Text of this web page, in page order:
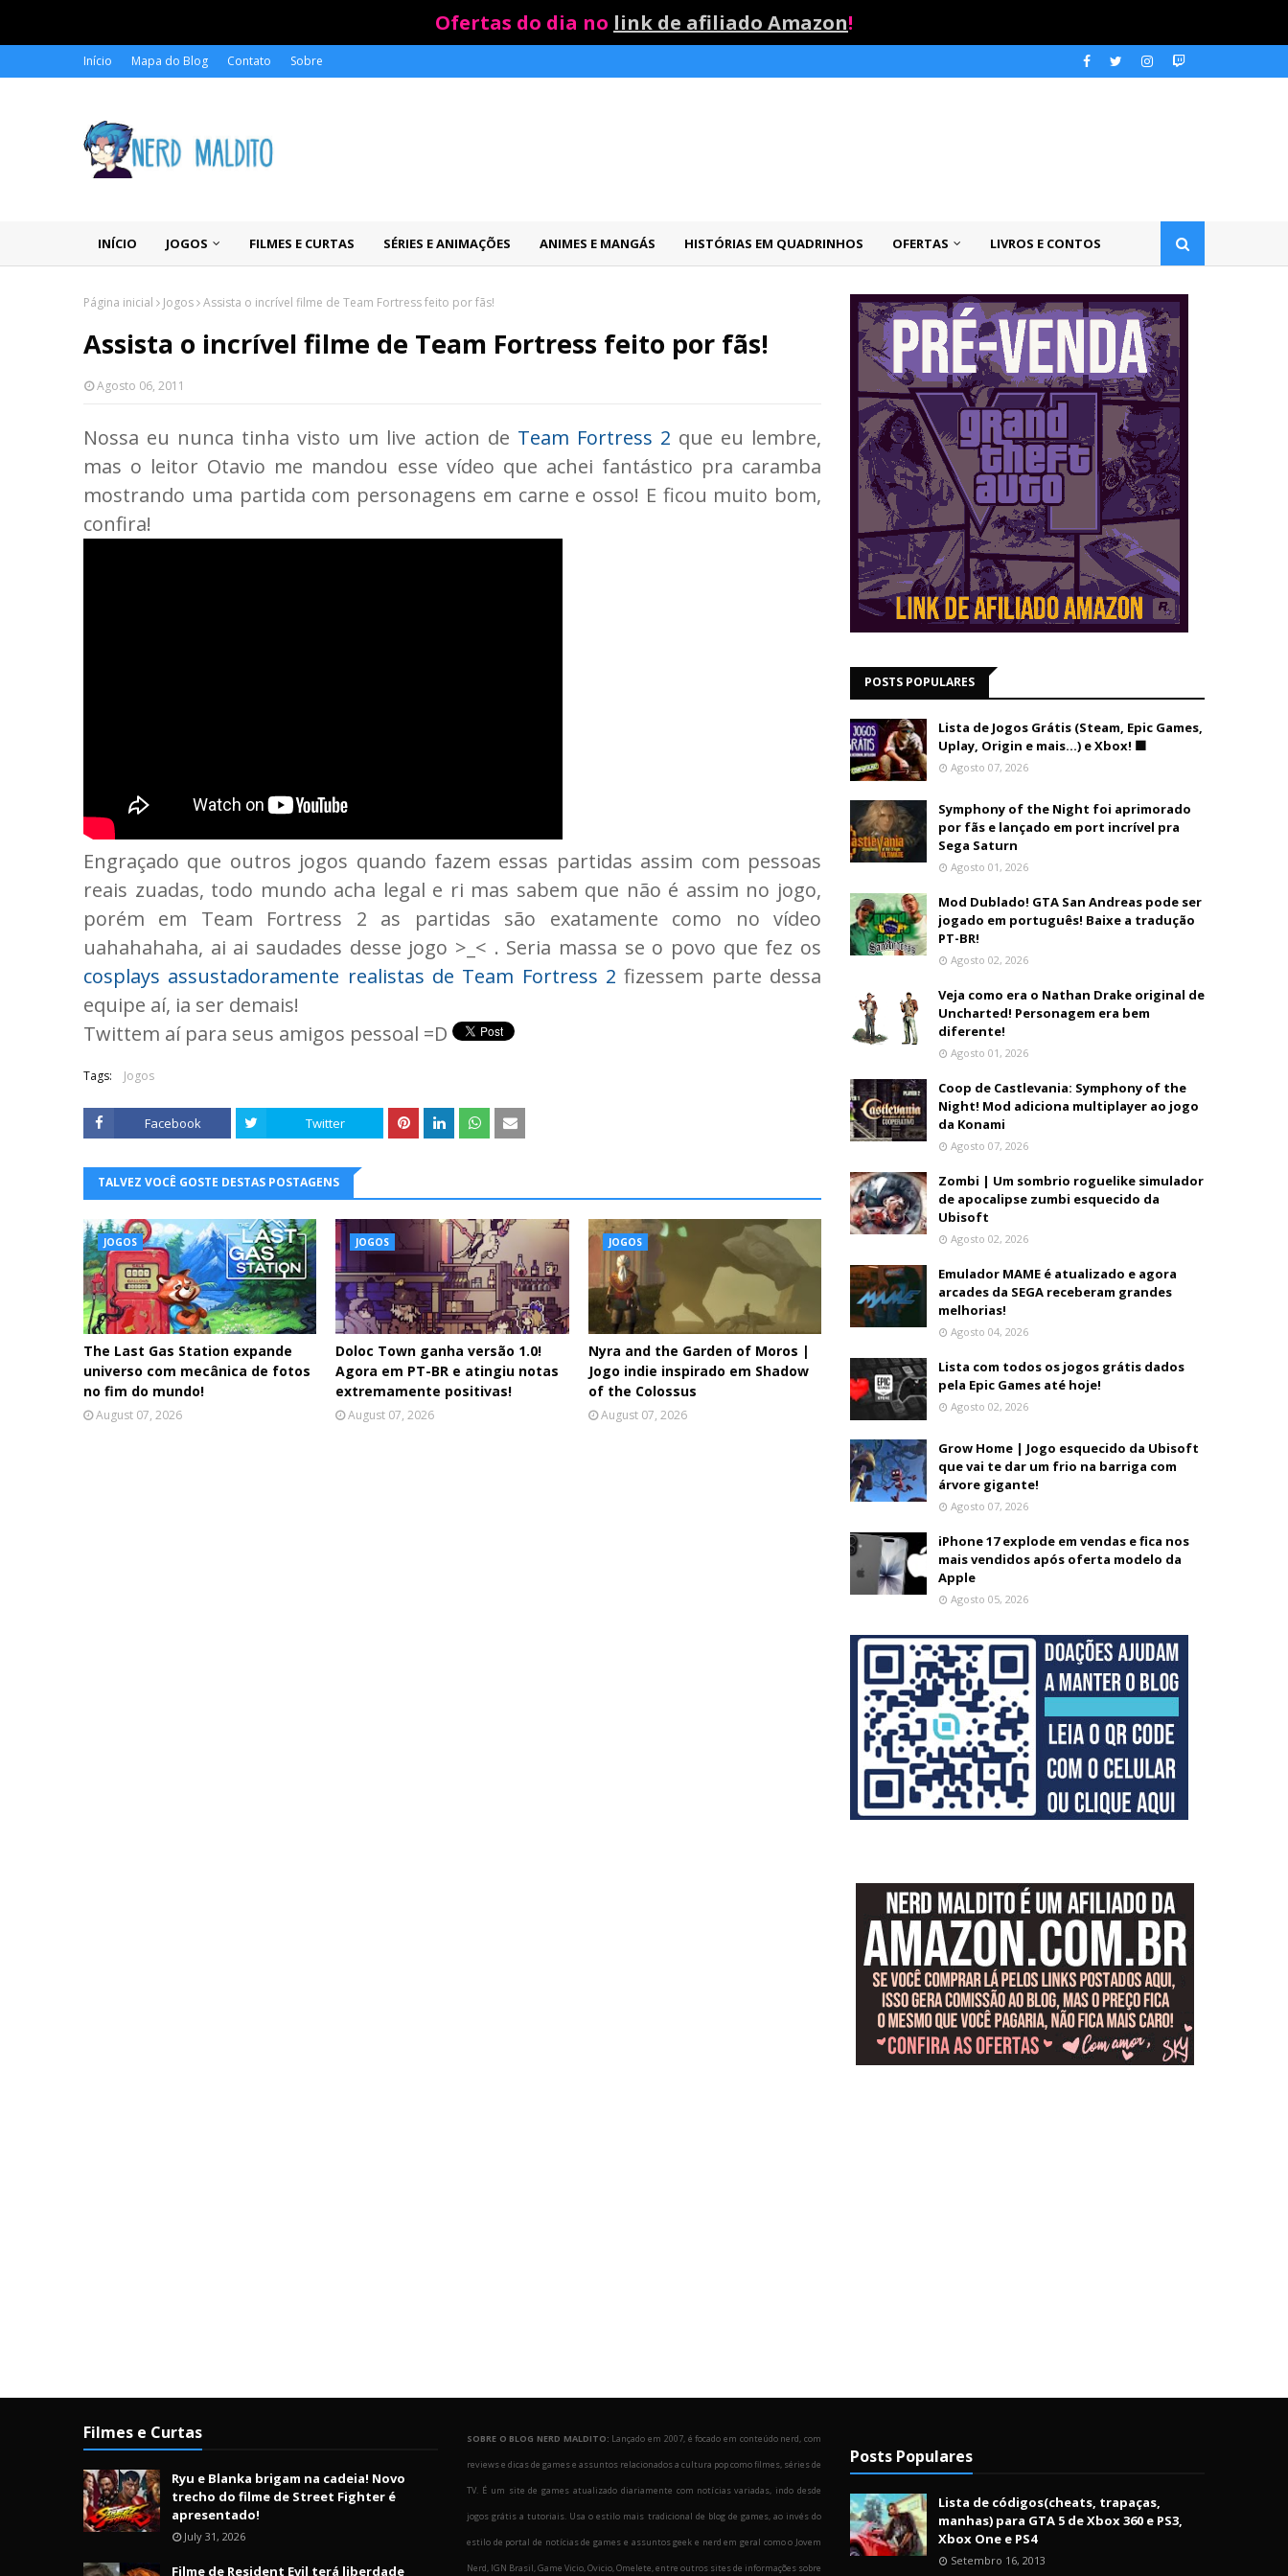
Ofertas do dia no link de afiliado Amazon!
Início Mapa do Blog Contato Sobre
INÍCIO JOGOS FILMES E CURTAS SÉRIES E ANIMAÇÕES ANIMES E MANGÁS HISTÓRIAS EM QUADRINHOS OFERTAS LIVROS E CONTOS
Página inicial Jogos Assista o incrível filme de Team Fortress feito por fãs!
Assista o incrível filme de Team Fortress feito por fãs!
Agosto 06, 2011
Nossa eu nunca tinha visto um live action de Team Fortress 2 que eu lembre,
mas o leitor Otavio me mandou esse vídeo que achei fantástico pra caramba
mostrando uma partida com personagens em carne e osso! E ficou muito bom,
confira!
Engraçado que outros jogos quando fazem essas partidas assim com pessoas
reais zuadas, todo mundo acha legal e ri mas sabem que não é assim no jogo,
porém em Team Fortress 2 as partidas são exatamente como no vídeo
uahahahaha, ai ai saudades desse jogo >_< . Seria massa se o povo que fez os
cosplays assustadoramente realistas de Team Fortress 2 fizessem parte dessa
equipe aí, ia ser demais!
Twittem aí para seus amigos pessoal =D
Tags: Jogos
Facebook Twitter
TALVEZ VOCÊ GOSTE DESTAS POSTAGENS
JOGOS
The Last Gas Station expande
universo com mecânica de fotos
no fim do mundo!
August 07, 2026
JOGOS
Doloc Town ganha versão 1.0!
Agora em PT-BR e atingiu notas
extremamente positivas!
August 07, 2026
JOGOS
Nyra and the Garden of Moros |
Jogo indie inspirado em Shadow
of the Colossus
August 07, 2026
POSTS POPULARES
Lista de Jogos Grátis (Steam, Epic Games,
Uplay, Origin e mais...) e Xbox! 🟩
Agosto 07, 2026
Symphony of the Night foi aprimorado
por fãs e lançado em port incrível pra
Sega Saturn
Agosto 01, 2026
Mod Dublado! GTA San Andreas pode ser
jogado em português! Baixe a tradução
PT-BR!
Agosto 02, 2026
Veja como era o Nathan Drake original de
Uncharted! Personagem era bem
diferente!
Agosto 01, 2026
Coop de Castlevania: Symphony of the
Night! Mod adiciona multiplayer ao jogo
da Konami
Agosto 07, 2026
Zombi | Um sombrio roguelike simulador
de apocalipse zumbi esquecido da
Ubisoft
Agosto 02, 2026
Emulador MAME é atualizado e agora
arcades da SEGA receberam grandes
melhorias!
Agosto 04, 2026
Lista com todos os jogos grátis dados
pela Epic Games até hoje!
Agosto 02, 2026
Grow Home | Jogo esquecido da Ubisoft
que vai te dar um frio na barriga com
árvore gigante!
Agosto 07, 2026
iPhone 17 explode em vendas e fica nos
mais vendidos após oferta modelo da
Apple
Agosto 05, 2026
Filmes e Curtas
Ryu e Blanka brigam na cadeia! Novo
trecho do filme de Street Fighter é
apresentado!
July 31, 2026
Filme de Resident Evil terá liberdade
SOBRE O BLOG NERD MALDITO: Lançado em 2007, é focado em conteúdo nerd, com
reviews e dicas de games e assuntos relacionados a cultura pop como filmes, séries de
TV. É um site de games atualizado diariamente com notícias variadas, indo desde
jogos grátis a tutoriais. Usa o estilo mais tradicional de blog de games, ao invés do
estilo de portal de notícias de games e assuntos geek e nerd em geral como o Jovem
Nerd, IGN Brasil, Game Vicio, Ovicio, Omelete, entre outros sites de informações sobre
Posts Populares
Lista de códigos(cheats, trapaças,
manhas) para GTA 5 de Xbox 360 e PS3,
Xbox One e PS4
Setembro 16, 2013